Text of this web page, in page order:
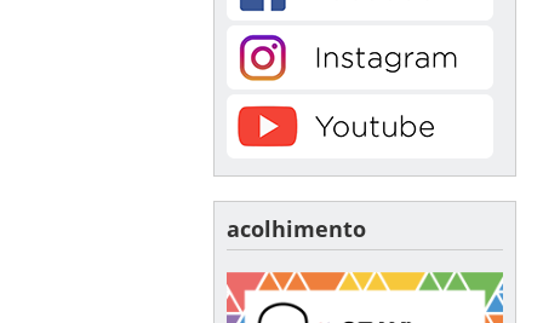
acolhimento